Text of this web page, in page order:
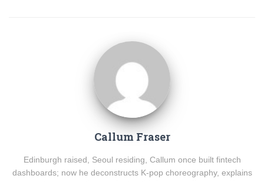
Callum Fraser
Edinburgh raised, Seoul residing, Callum once built fintech
dashboards; now he deconstructs K-pop choreography, explains